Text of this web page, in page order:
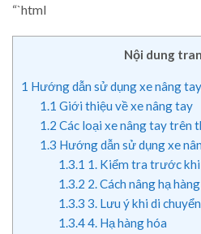
“`html
Nội dung
1 Hướng dẫn sử dụng xe nâng
1.1 Giới thiệu về xe nâng tay
1.2 Các loại xe nâng tay trên
1.3 Hướng dẫn sử dụng xe
1.3.1 1. Kiểm tra trước
1.3.2 2. Cách nâng hạ
1.3.3 3. Lưu ý khi di chuyển
1.3.44. Hạ hàng hóa